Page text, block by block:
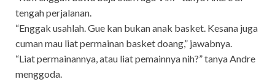
tengah perjalanan.
“Enggak usahlah. Gue kan bukan anak basket. Kesana juga
cuman mau liat permainan basket doang,” jawabnya.
“Liat permainannya, atau liat pemainnya nih?” tanya Andre
menggoda.